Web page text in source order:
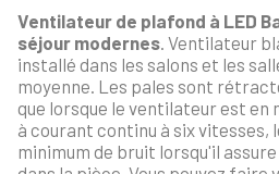
Ventilateur de plafond à LED
séjour modernes . Ventilateur
installé dans les salons et les
moyenne. Les pales sont
que lorsque le ventilateur est en
à courant continu à six vitesses,
minimum de bruit lorsqu'il